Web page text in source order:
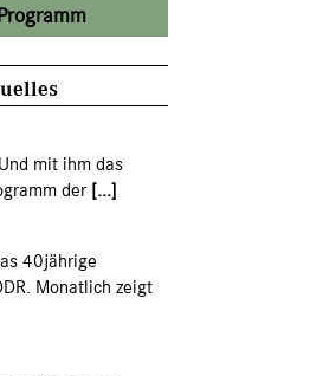
mit ihm das
der[...]
40jährige
Monatlich zeigt